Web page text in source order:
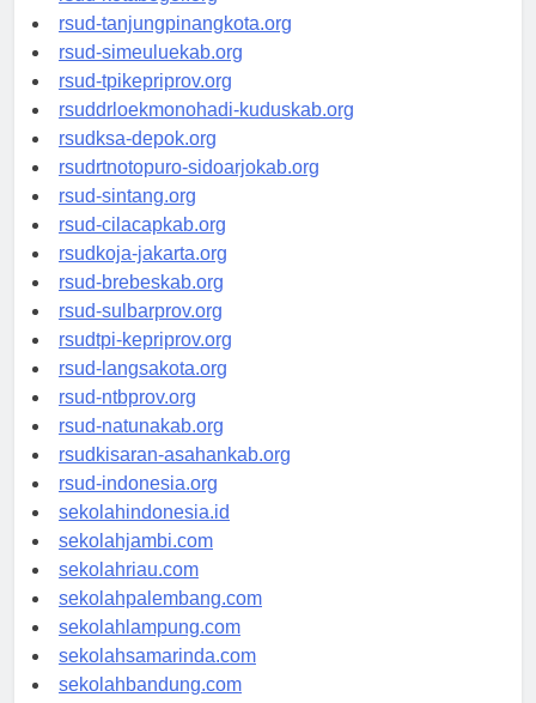
rsud-kotabogor.org
rsud-tanjungpinangkota.org
rsud-simeuluekab.org
rsud-tpikepriprov.org
rsuddrloekmonohadi-kuduskab.org
rsudksa-depok.org
rsudrtnotopuro-sidoarjokab.org
rsud-sintang.org
rsud-cilacapkab.org
rsudkoja-jakarta.org
rsud-brebeskab.org
rsud-sulbarprov.org
rsudtpi-kepriprov.org
rsud-langsakota.org
rsud-ntbprov.org
rsud-natunakab.org
rsudkisaran-asahankab.org
rsud-indonesia.org
sekolahindonesia.id
sekolahjambi.com
sekolahriau.com
sekolahpalembang.com
sekolahlampung.com
sekolahsamarinda.com